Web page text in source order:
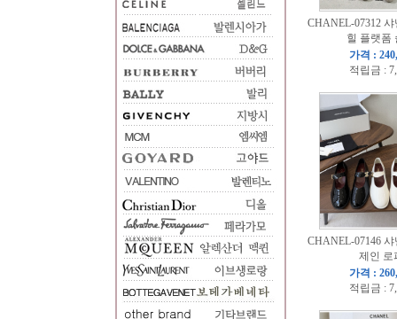
CHANEL-07312 샤
힐 플랫폼
가격 :
적립금 :
CHANEL-07146 샤
제인 로
가격 :
적립금 :